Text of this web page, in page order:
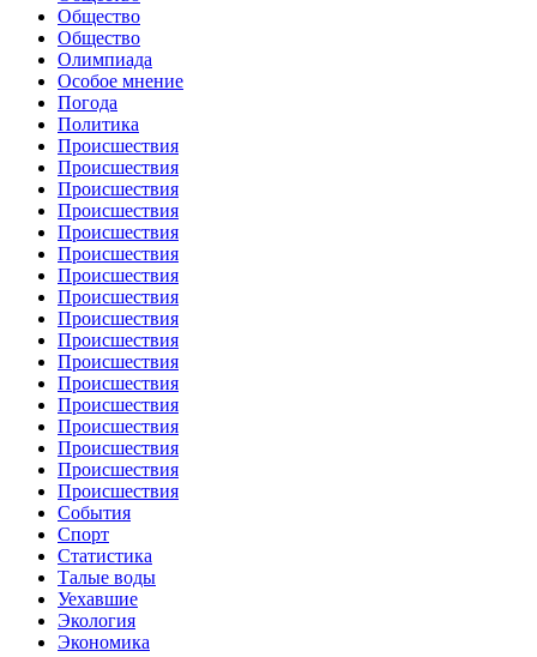
Общество
Общество
Олимпиада
Особое мнение
Погода
Политика
Происшествия
Происшествия
Происшествия
Происшествия
Происшествия
Происшествия
Происшествия
Происшествия
Происшествия
Происшествия
Происшествия
Происшествия
Происшествия
Происшествия
Происшествия
Происшествия
Происшествия
События
Спорт
Статистика
Талые воды
Уехавшие
Экология
Экономика